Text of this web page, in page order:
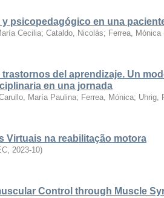
psicopedagógico en una
Cecilia; Cataldo, Nicolás; Ferrea, Mónica
del aprendizaje. Un
en una jornada
María Paulina; Ferrea, Mónica; Uhrig,
Virtuais na reabilitação motora
, 2023-10)
Control through Muscle